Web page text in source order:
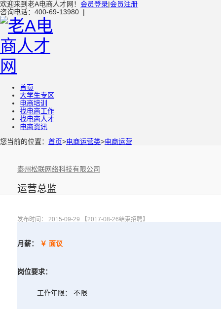
欢迎来到老A电商人才网！ 会员登录|会员注册
咨询电话：400-69-13980 |
首页
大学生专区
电商培训
找电商工作
找电商人才
电商资讯
您当前的位置： 首页>电商运营类>电商运营
泰州松联网络科技有限公司
运营总监
发布时间： 2015-09-29 【2017-08-26结束招聘】
月薪： ￥ 面议
岗位要求：
工作年限： 不限